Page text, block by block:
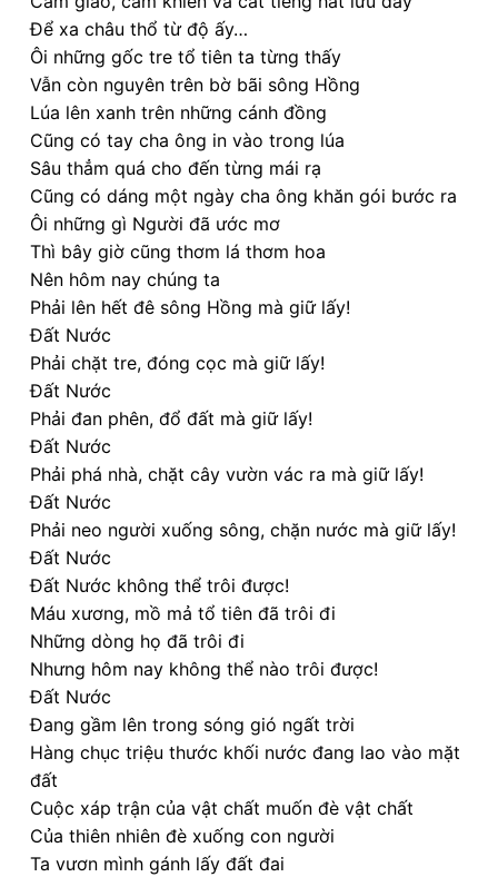
Để xa châu thổ từ độ ấy…
Ôi những gốc tre tổ tiên ta từng thấy
Vẫn còn nguyên trên bờ bãi sông Hồng
Lúa lên xanh trên những cánh đồng
Cũng có tay cha ông in vào trong lúa
Sâu thẳm quá cho đến từng mái rạ
Cũng có dáng một ngày cha ông khăn gói bước ra
Ôi những gì Người đã ước mơ
Thì bây giờ cũng thơm lá thơm hoa
Nên hôm nay chúng ta
Phải lên hết đê sông Hồng mà giữ lấy!
Đất Nước
Phải chặt tre, đóng cọc mà giữ lấy!
Đất Nước
Phải đan phên, đổ đất mà giữ lấy!
Đất Nước
Phải phá nhà, chặt cây vườn vác ra mà giữ lấy!
Đất Nước
Phải neo người xuống sông, chặn nước mà giữ lấy!
Đất Nước
Đất Nước không thể trôi được!
Máu xương, mồ mả tổ tiên đã trôi đi
Những dòng họ đã trôi đi
Nhưng hôm nay không thể nào trôi được!
Đất Nước
Đang gầm lên trong sóng gió ngất trời
Hàng chục triệu thước khối nước đang lao vào mặt
đất
Cuộc xáp trận của vật chất muốn đè vật chất
Của thiên nhiên đè xuống con người
Ta vươn mình gánh lấy đất đai